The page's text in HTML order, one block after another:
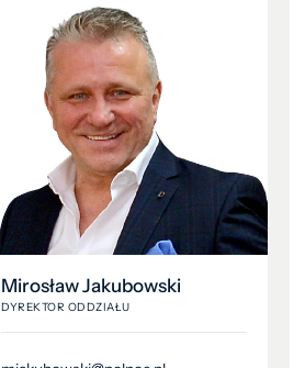
Mirosław Jakubowski
DYREKTOR ODDZIAŁU